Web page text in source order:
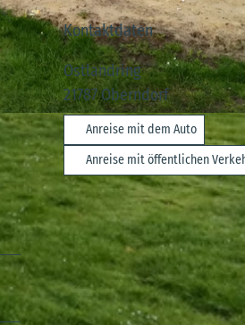
Kontaktdaten
Ostlandring
21787Oberndorf
Anreise mit dem Auto
Anreise mit öffentlichen